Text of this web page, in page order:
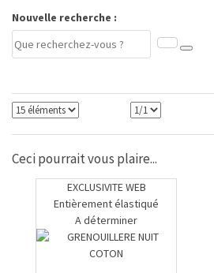
Nouvelle recherche :
Ceci pourrait vous plaire...
EXCLUSIVITE WEB
Entièrement élastiqué
A déterminer